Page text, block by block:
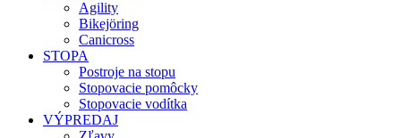
Agility
Bikejöring
Canicross
STOPA
Postroje na stopu
Stopovacie pomôcky
Stopovacie vodítka
VÝPREDAJ